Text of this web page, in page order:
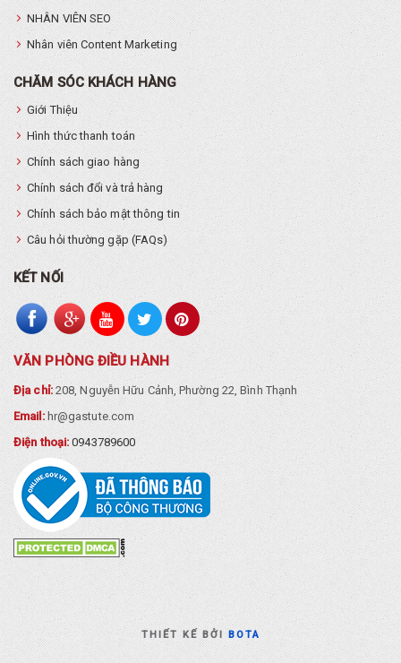
NHÂN VIÊN SEO
Nhân viên Content Marketing
CHĂM SÓC KHÁCH HÀNG
Giới Thiệu
Hình thức thanh toán
Chính sách giao hàng
Chính sách đổi và trả hàng
Chính sách bảo mật thông tin
Câu hỏi thường gặp (FAQs)
KẾT NỐI
VĂN PHÒNG ĐIỀU HÀNH
Địa chỉ:208, Nguyễn Hữu Cảnh, Phường 22, Bình Thạnh
Email: hr@gastute.com
Điện thoại:0943789600
THIẾT KẾ BỞIBOTA